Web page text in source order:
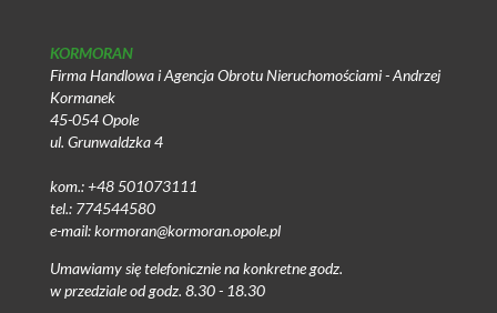
KORMORAN
Firma Handlowa i Agencja Obrotu Nieruchomościami - Andrzej
Kormanek
45-054 Opole
ul. Grunwaldzka 4
kom.: +48 501073111
tel.: 774544580
e-mail: kormoran@kormoran.opole.pl
Umawiamy się telefonicznie na konkretne godz.
w przedziale od godz. 8.30 - 18.30